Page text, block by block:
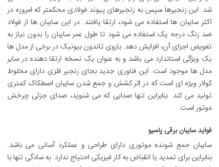
شد. این زنجیرها سپس به زنجیرهای پیوند فولادی محکمتر که امروزه در
اکثر سایبان ها استفاده می شود، ارتقا یافتند. در این سایبان ها از فولاد
ضد زنگ درجه یک استفاده می شود تا طول عمر سایبان را بدون نیاز به
تعویض اجزای آن، افزایش دهد. بازوی تاندون بیونیک در برخی از مدل ها
یک ویژگی استاندارد می باشد و به عنوان یک نسخه ارتقا دهنده در سایر
مدل ها موجود است. این فناوری جدید بجای زنجیر فلزی دارای مخلوط
کولار ویژه ای است که در اثر کشش و جمع شدن سایبان اصطکاک کمتری
تولید می کند. بنابراین تنها صدایی که می شنوید، صدای جزئی چرخش
موتور است.
فواید سایبان برقی پاسیو
سایبان جمع شونده موتوری دارای طراحی و عملکرد آسانی می باشد.
بنابراین برای تمدید یا انقباض به کار فیزیکی احتیاج ندارد. به سادگی تنها با